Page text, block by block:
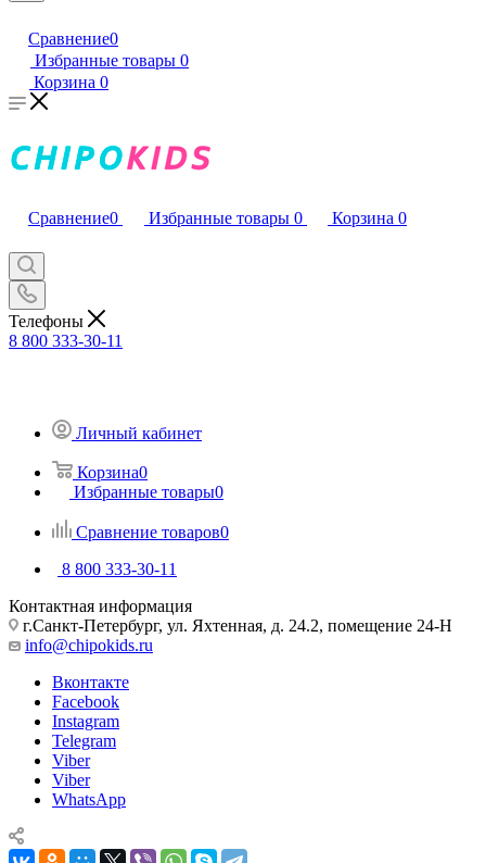
Сравнение0
Избранные товары 0
Корзина 0
Сравнение0 Избранные товары 0 Корзина 0
Телефоны
8 800 333-30-11
Личный кабинет
Корзина0
Избранные товары0
Сравнение товаров0
8 800 333-30-11
Контактная информация
г.Санкт-Петербург, ул. Яхтенная, д. 24.2, помещение 24-Н
info@chipokids.ru
Вконтакте
Facebook
Instagram
Telegram
Viber
Viber
WhatsApp